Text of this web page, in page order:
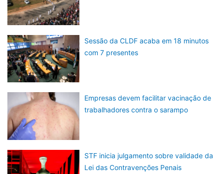
Sessão da CLDF acaba em 18 minutos
com 7 presentes
Empresas devem facilitar vacinação de
trabalhadores contra o sarampo
STF inicia julgamento sobre validade da
Lei das Contravenções Penais